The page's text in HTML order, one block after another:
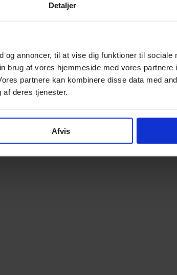
Detaljer
og annoncer, til at vise dig funktioner til sociale
brug af vores hjemmeside med vores partnere
partnere kan kombinere disse data med
af deres tjenester.
Afvis